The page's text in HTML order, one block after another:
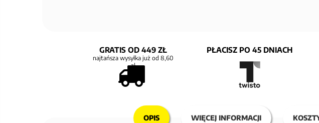
GRATIS OD 449 ZŁ
najtańsza wysyłka już od 8,60
zł
PŁACISZ PO 45 DNIACH
OPIS WIĘCEJ INFORMACJI